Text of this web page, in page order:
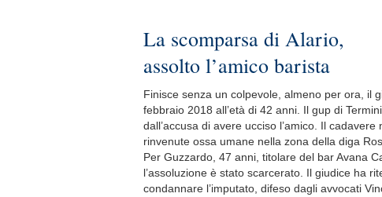
La scomparsa di Alario,
assolto l’amico barista
Finisce senza un colpevole, almeno per ora, il
febbraio 2018 all’età di 42 anni. Il gup di
dall’accusa di avere ucciso l’amico. Il
rinvenute ossa umane nella zona della diga
Per Guzzardo, 47 anni, titolare del bar Avana
l’assoluzione è stato scarcerato. Il giudice ha
condannare l’imputato, difeso dagli avvocati